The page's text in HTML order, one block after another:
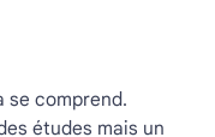
se comprend.
études mais un